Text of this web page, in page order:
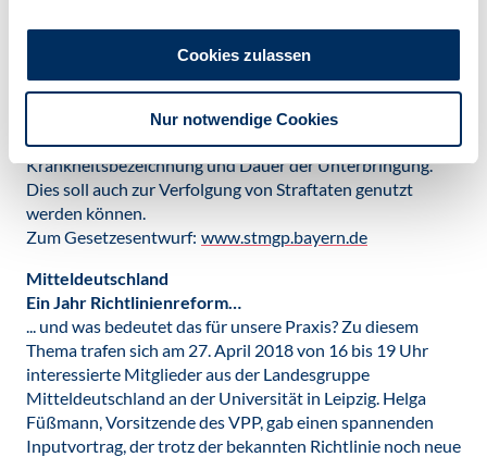
Cookies zulassen
Nur notwendige Cookies
werden und nicht als Patientinnen und Patienten: In einer
Jahre von allen auf Anordnung eines Gerichts in die
Psychiatrie eingewiesenen Menschen Daten gespeichert
werden, darunter Name, Familienstand,
Krankheitsbezeichnung und Dauer der Unterbringung.
Dies soll auch zur Verfolgung von Straftaten genutzt
werden können.
Zum Gesetzesentwurf: www.stmgp.bayern.de
Mitteldeutschland
Ein Jahr Richtlinienreform…
... und was bedeutet das für unsere Praxis? Zu diesem
Thema trafen sich am 27. April 2018 von 16 bis 19 Uhr
interessierte Mitglieder aus der Landesgruppe
Mitteldeutschland an der Universität in Leipzig. Helga
Füßmann, Vorsitzende des VPP, gab einen spannenden
Inputvortrag, der trotz der bekannten Richtlinie noch neue